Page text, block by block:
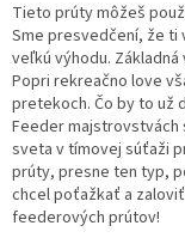
Tieto prúty môžeš
Sme presvedčení, že ti
veľkú výhodu.
Popri rekreačno love
pretekoch. Čo by to už
Feeder majstrovstvách
sveta v tímovej súťaži
prúty, presne ten typ,
chcel poťažkať a
feederových prútov!